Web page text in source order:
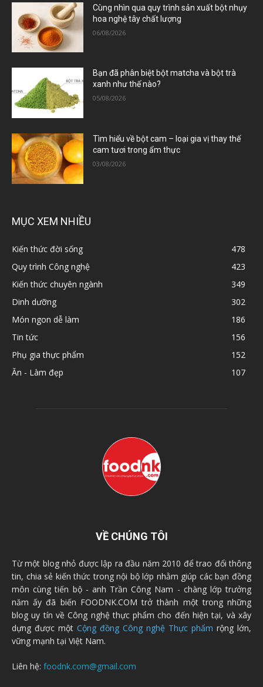
Cùng nhìn qua quy trình sản xuất bột nhụy
hoa nghệ tây chất lượng
06/08/2026
Bạn đã phân biệt bột matcha và bột trà
xanh như thế nào?
05/08/2026
Tìm hiểu về bột cam – loại gia vị thay thế
cam tươi trong ẩm thực
03/08/2026
MỤC XEM NHIỀU
Kiến thức đời sống
478
Quy trình Công nghệ
423
Kiến thức chuyên ngành
349
Dinh dưỡng
302
Món ngon dễ làm
186
Tin tức
156
Phụ gia thực phẩm
152
Ăn - Làm đẹp
107
VỀ CHÚNG TÔI
Từ một blog nhỏ được lập ra đầu năm 2010 để trao đổi thông
tin, chia sẻ kiến thức trong nội bộ lớp nhằm giúp các bạn đồng
môn cùng tiến bộ - anh Trần Công Nam - chàng lớp trưởng
năm ấy đã biến FOODNK.COM trở thành một trong những
blog uy tín về Công nghệ thực phẩm cho đến hiện tại, và xây
dựng được một Cộng đồng Công nghệ Thực phẩm rộng lớn,
vững mạnh tại Việt Nam.
Liên hệ: foodnk.com@gmail.com